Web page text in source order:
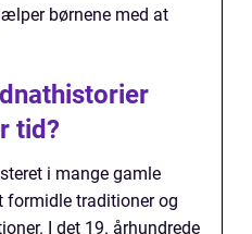
børnene med at
tid?
i mange gamle
formidle traditioner og
I det 19. århundrede